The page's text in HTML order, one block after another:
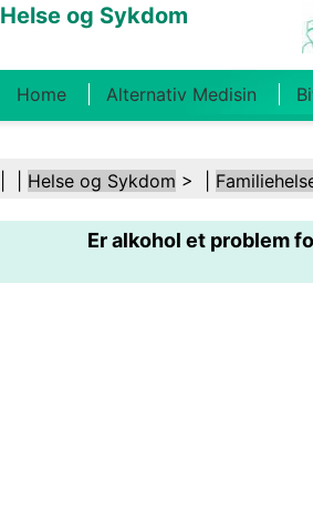
Helse og Sykdom
Home Alternativ Medisin
Kosthold Og Ernæring
Helsebransjen Psykisk Helse
Sikkerhet Kirurgi Og Prosedyrer
Helse og Sykdom > |
Er alkohol et problem